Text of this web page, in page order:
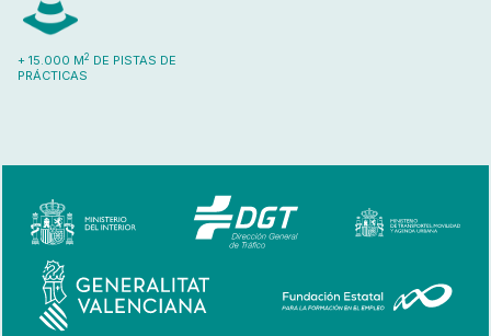
+ 15.000 M2 DE PISTAS DE
PRÁCTICAS